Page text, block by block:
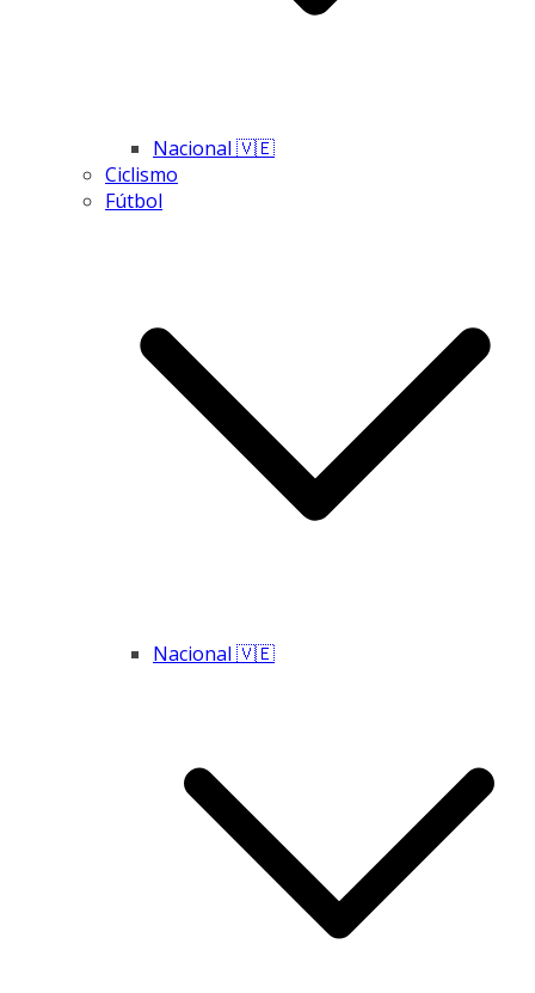
Nacional 🇻🇪
Ciclismo
Fútbol
Nacional 🇻🇪